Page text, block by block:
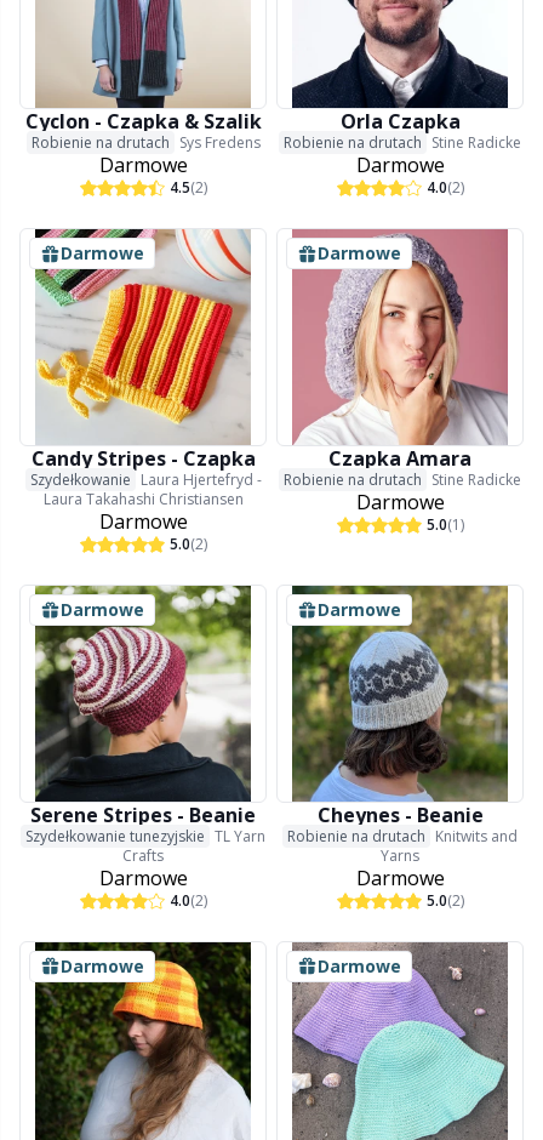
Cyclon - Czapka & Szalik
Robienie na drutach Sys Fredens
Darmowe
4.5(2)
Orla Czapka
Robienie na drutach Stine Radicke
Darmowe
4.0(2)
Darmowe
Candy Stripes - Czapka
Szydełkowanie Laura Hjertefryd -
Laura Takahashi Christiansen
Darmowe
5.0(2)
Darmowe
Czapka Amara
Robienie na drutach Stine Radicke
Darmowe
5.0(1)
Darmowe
Serene Stripes - Beanie
Szydełkowanie tunezyjskie TL Yarn
Crafts
Darmowe
4.0(2)
Darmowe
Cheynes - Beanie
Robienie na drutach Knitwits and
Yarns
Darmowe
5.0(2)
Darmowe Darmowe